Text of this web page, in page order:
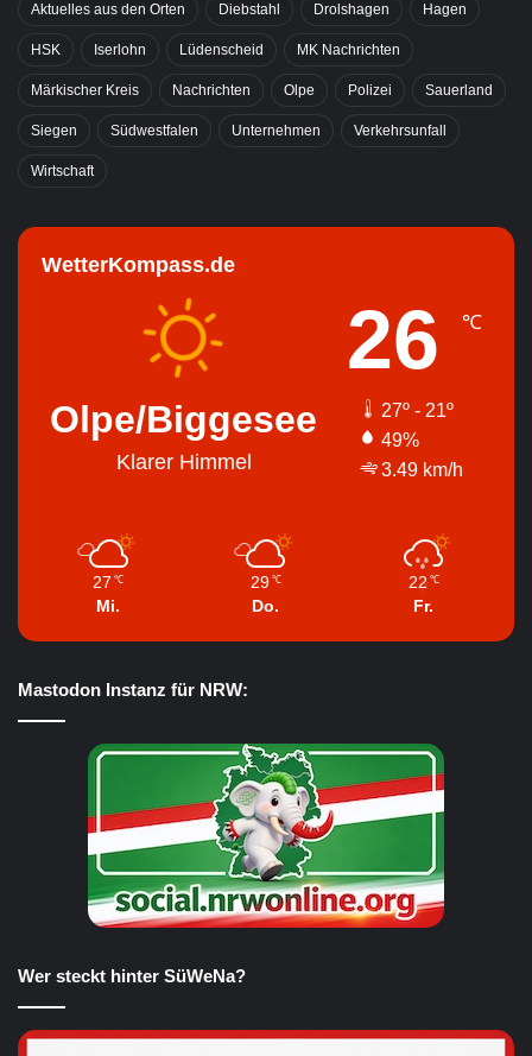
Aktuelles aus den Orten Diebstahl Drolshagen Hagen
HSK Iserlohn Lüdenscheid MK Nachrichten
Märkischer Kreis Nachrichten Olpe Polizei Sauerland
Siegen Südwestfalen Unternehmen Verkehrsunfall
Wirtschaft
WetterKompass.de
Olpe/Biggesee
Klarer Himmel
26 ℃
27º - 21º
49%
3.49 km/h
27 ℃
Mi.
29 ℃
Do.
22 ℃
Fr.
Mastodon Instanz für NRW:
Wer steckt hinter SüWeNa?